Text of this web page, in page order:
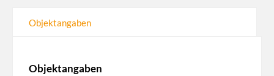
Objektangaben
Objektangaben